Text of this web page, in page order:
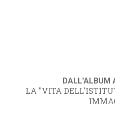
DALL'ALBUM
LA "VITA